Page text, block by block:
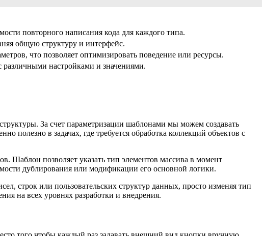
повторного написания кода для каждого типа.
общую структуру и интерфейс.
что позволяет оптимизировать поведение или ресурсы.
различными настройками и значениями.
За счет параметризации шаблонами мы можем создавать
в задачах, где требуется обработка коллекций объектов с
Шаблон позволяет указать тип элементов массива в момент
дублирования или модификации его основной логики.
строк или пользовательских структур данных, просто изменяя тип
на всех уровнях разработки и внедрения.